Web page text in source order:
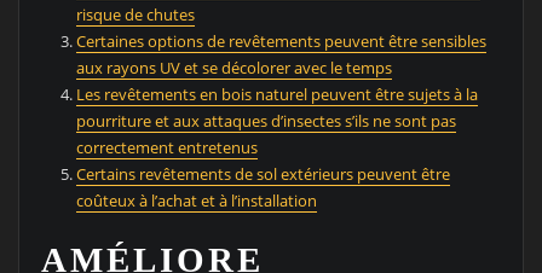
risque de chutes
Certaines options de revêtements peuvent être sensibles
aux rayons UV et se décolorer avec le temps
Les revêtements en bois naturel peuvent être sujets à la
pourriture et aux attaques d’insectes s’ils ne sont pas
correctement entretenus
Certains revêtements de sol extérieurs peuvent être
coûteux à l’achat et à l’installation
AMÉLIORE